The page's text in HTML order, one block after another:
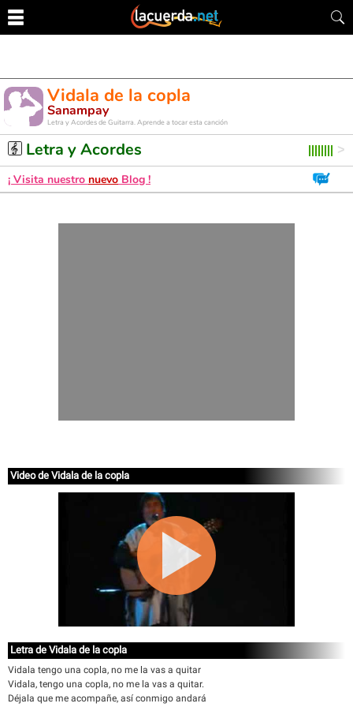
Vidala de la copla
Sanampay
Letra y Acordes de Guitarra. Aprende a tocar esta canción
Letra y Acordes
¡ Visita nuestro nuevo Blog !
Video de Vidala de la copla
Letra de Vidala de la copla
Vidala tengo una copla, no me la vas a quitar
Vidala, tengo una copla, no me la vas a quitar.
Déjala que me acompañe, así conmigo andará